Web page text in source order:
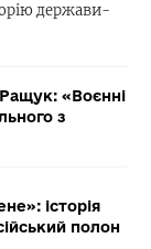
держави-
«Воєнні
з
історія
полон